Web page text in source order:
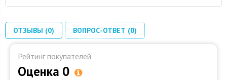
ОТЗЫВЫ (0) ВОПРОС-ОТВЕТ (0)
Рейтинг покупателей
Оценка 0